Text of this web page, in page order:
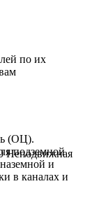
Неподвижная
по их
(ОЦ).
подземной
и
в каналах и